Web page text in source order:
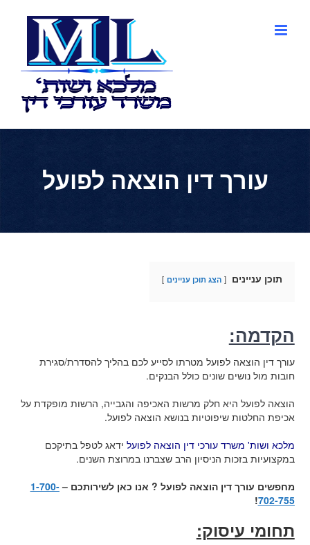
עורך דין הוצאה לפועל
תוכן עניינים הצג תוכן עניינים
הקדמה:
עורך דין הוצאה לפועל מטרתו לסייע לכם בהליך להסדרת/סגירת
חובות מול נושים שונים כולל הבנקים.
הוצאה לפועל היא חלק מרשות האכיפה והגבייה, הרשות מופקדת על
אכיפת החלטות שיפוטיות בנושא הוצאה לפועל.
מלכא ושות' משרד עורכי דין הוצאה לפועל ידאג לטפל בתיקכם
במקצועיות בזכות הניסיון הרב שצברנו במרוצת השנים.
מחפשים עורך דין הוצאה לפועל ? אנו כאן לשירותכם –1-700-
702-755
!
תחומי עיסוק: